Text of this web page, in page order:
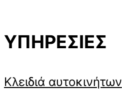
ΥΠΗΡΕΣΙΕΣ
Κλειδιά αυτοκινήτων